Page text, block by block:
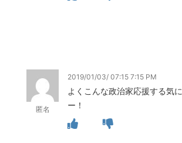
匿名
2019/01/03/ 07:15 7:15 PM
よくこんな政治家応援する気
ー！